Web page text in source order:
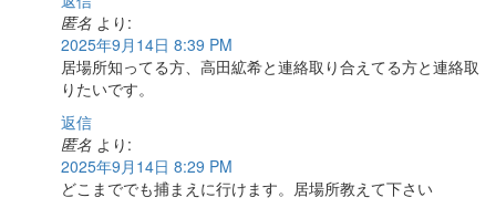
匿名 より:
2025年9月14日 8:39 PM
居場所知ってる方、高田絋希と連絡取り合えてる方と連絡取
りたいです。
返信
匿名 より:
2025年9月14日 8:29 PM
どこまででも捕まえに行けます。居場所教えて下さい